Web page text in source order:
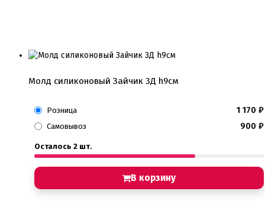
Молд силиконовый Зайчик 3Д h9см
Розница 1 170 ₽
Самовывоз 900 ₽
Осталось 2 шт.
В корзину